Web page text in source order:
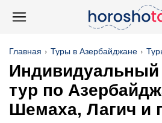
Главная Туры в Азербайджане
Индивидуальный
тур по
Шемаха, Лагич и